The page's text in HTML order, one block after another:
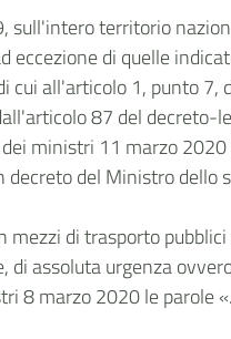
sull'intero territorio
di quelle
all'articolo 1, punto
87 del
ministri 11 marzo
del Ministro
di trasporto
assoluta urgenza
8 marzo 2020 le parole